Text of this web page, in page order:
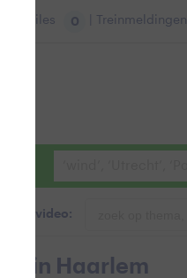
Files 0 | Treinmeldingen
& video:
in Haarlem